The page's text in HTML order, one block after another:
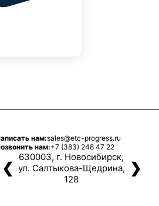
нам:sales@etc-progress.ru
нам:+7 (383) 248 47 22
630003, г. Новосибирск,
ул. Салтыкова-Щедрина,
128
❮ ❯